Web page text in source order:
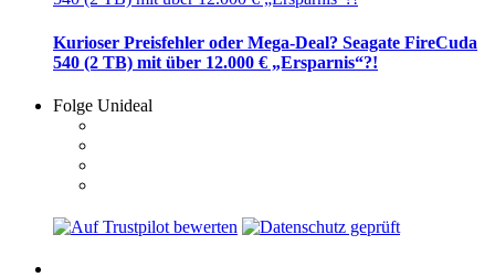
Kurioser Preisfehler oder Mega-Deal? Seagate FireCuda
540 (2 TB) mit über 12.000 € „Ersparnis“?!
Folge Unideal